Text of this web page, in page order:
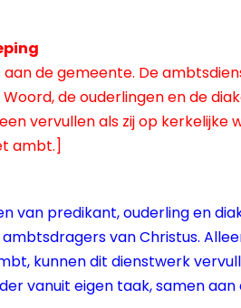
aan de gemeente. De
de ouderlingen en de
vervullen als zij op
ambt.]
van predikant, ouderling en
van Christus.
kunnen dit dienstwerk
vanuit eigen taak, samen